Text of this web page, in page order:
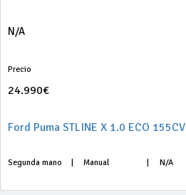
N/A
Precio
24.990€
Ford Puma STLINE X 1.0 ECO 155CV
Segunda mano Manual N/A